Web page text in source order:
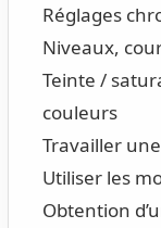
Réglages
Niveaux,
Teinte /
couleurs
Travailler
Utiliser les
Obtention